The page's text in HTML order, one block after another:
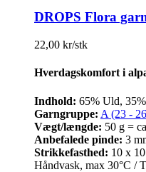
DROPS Flora
22,00 kr/stk
Hverdagskomfort i
Indhold: 65% Uld,
Garngruppe: A (23 -
Vægt/længde: 50 g =
Anbefalede pinde: 3
Strikkefasthed: 10 x
Håndvask, max 30°C /